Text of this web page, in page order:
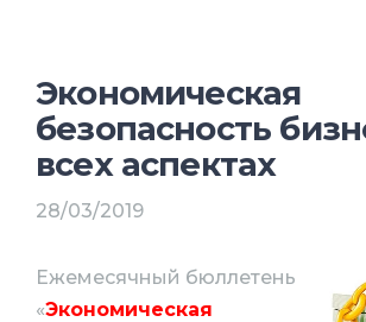
Экономическая
безопасность
всех аспектах
28/03/2019
Ежемесячный бюллетень
«Экономическая